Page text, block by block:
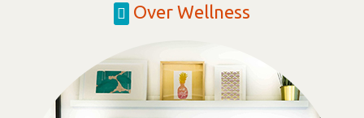
Over Wellness